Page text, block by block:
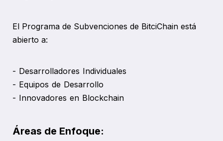
El Programa de Subvenciones de BitciChain está
abierto a:
- Desarrolladores Individuales
- Equipos de Desarrollo
- Innovadores en Blockchain
Áreas de Enfoque: